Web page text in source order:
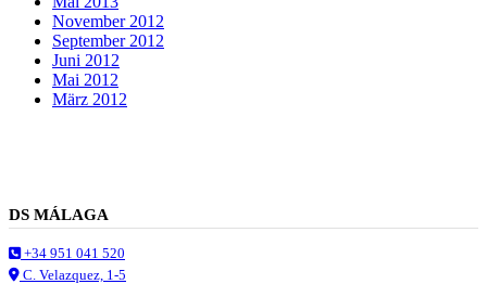
November 2012
September 2012
Juni 2012
Mai 2012
März 2012
DS MÁLAGA
+34 951 041 520
C. Velazquez, 1-5